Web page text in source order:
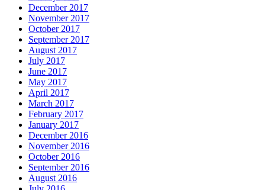
December 2017
November 2017
October 2017
September 2017
August 2017
July 2017
June 2017
May 2017
April 2017
March 2017
February 2017
January 2017
December 2016
November 2016
October 2016
September 2016
August 2016